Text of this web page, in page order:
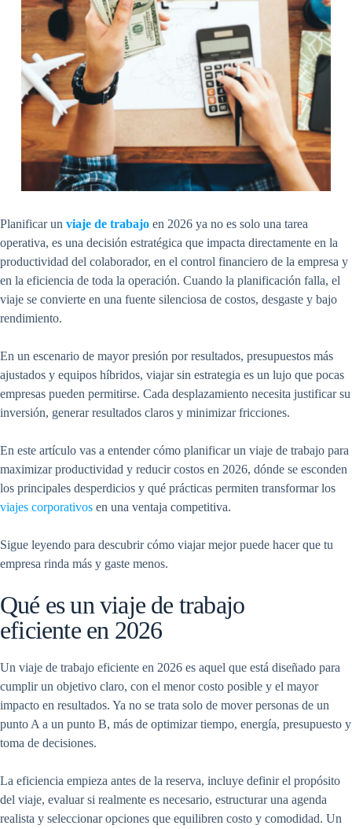
Planificar un viaje de trabajo en 2026 ya no es solo una tarea
operativa, es una decisión estratégica que impacta directamente en la
productividad del colaborador, en el control financiero de la empresa y
en la eficiencia de toda la operación. Cuando la planificación falla, el
viaje se convierte en una fuente silenciosa de costos, desgaste y bajo
rendimiento.
En un escenario de mayor presión por resultados, presupuestos más
ajustados y equipos híbridos, viajar sin estrategia es un lujo que pocas
empresas pueden permitirse. Cada desplazamiento necesita justificar su
inversión, generar resultados claros y minimizar fricciones.
En este artículo vas a entender cómo planificar un viaje de trabajo para
maximizar productividad y reducir costos en 2026, dónde se esconden
los principales desperdicios y qué prácticas permiten transformar los
viajes corporativos en una ventaja competitiva.
Sigue leyendo para descubrir cómo viajar mejor puede hacer que tu
empresa rinda más y gaste menos.
Qué es un viaje de trabajo
eficiente en 2026
Un viaje de trabajo eficiente en 2026 es aquel que está diseñado para
cumplir un objetivo claro, con el menor costo posible y el mayor
impacto en resultados. Ya no se trata solo de mover personas de un
punto A a un punto B, más de optimizar tiempo, energía, presupuesto y
toma de decisiones.
La eficiencia empieza antes de la reserva, incluye definir el propósito
del viaje, evaluar si realmente es necesario, estructurar una agenda
realista y seleccionar opciones que equilibren costo y comodidad. Un